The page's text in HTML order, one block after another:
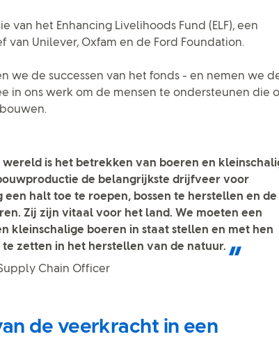
van het Enhancing Livelihoods Fund (ELF), een
van Unilever, Oxfam en de Ford Foundation.
we de successen van het fonds - en nemen we
in ons werk om de mensen te ondersteunen die
wereld is het betrekken van boeren en
de belangrijkste drijfveer voor
halt toe te roepen, bossen te herstellen en de
Zij zijn vitaal voor het land. We moeten een
kleinschalige boeren in staat stellen en met hen
zetten in het herstellen van de natuur.
Chain Officer
de veerkracht in een